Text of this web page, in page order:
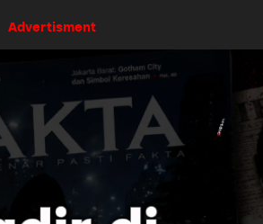
Advertisment